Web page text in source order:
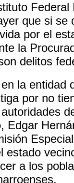
que si se
por el
la
delitos
la entidad
por no
Edgar
estado
a los